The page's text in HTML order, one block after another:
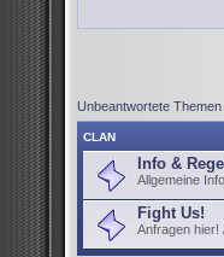
Unbeantwortete Themen
CLAN
Info &
Allgemeine
Fight Us!
Anfragen hier!